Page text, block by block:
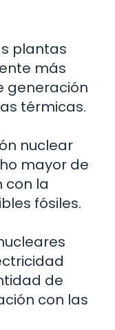
plantas
más
generación
térmicas.
nuclear
mayor de
con la
fósiles.
de
con las